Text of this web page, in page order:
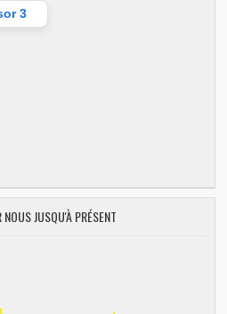
3
JUSQU'À PRÉSENT